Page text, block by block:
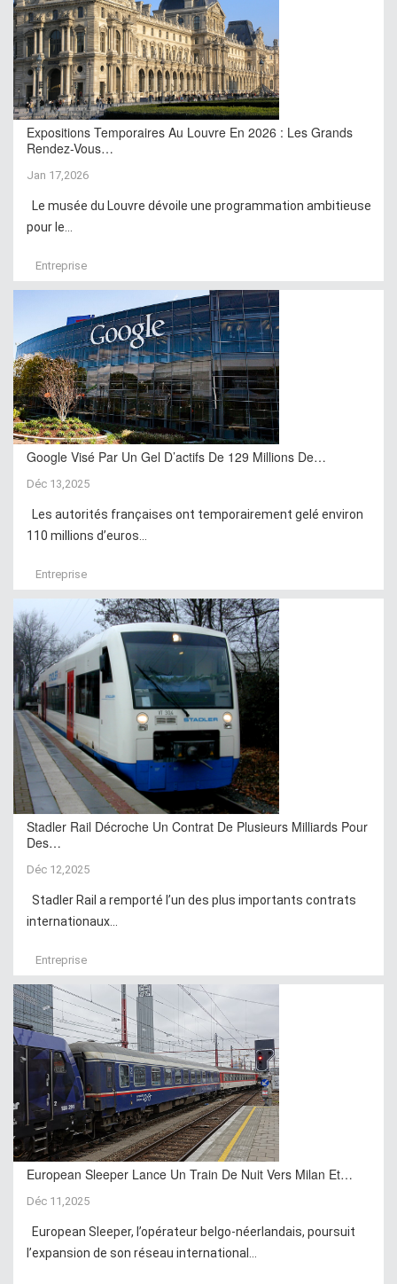
Expositions Temporaires Au Louvre En 2026 : Les Grands
Rendez-Vous…
Jan 17,2026
Le musée du Louvre dévoile une programmation ambitieuse
pour le...
Entreprise
Google Visé Par Un Gel D’actifs De 129 Millions De…
Déc 13,2025
Les autorités françaises ont temporairement gelé environ
110 millions d’euros...
Entreprise
Stadler Rail Décroche Un Contrat De Plusieurs Milliards Pour
Des…
Déc 12,2025
Stadler Rail a remporté l’un des plus importants contrats
internationaux...
Entreprise
European Sleeper Lance Un Train De Nuit Vers Milan Et…
Déc 11,2025
European Sleeper, l’opérateur belgo-néerlandais, poursuit
l’expansion de son réseau international...